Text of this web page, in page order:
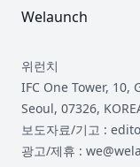
Welaunch
위런치
IFC One Tower,
Seoul, 07326,
보도자료/기고 :
광고/제휴 :